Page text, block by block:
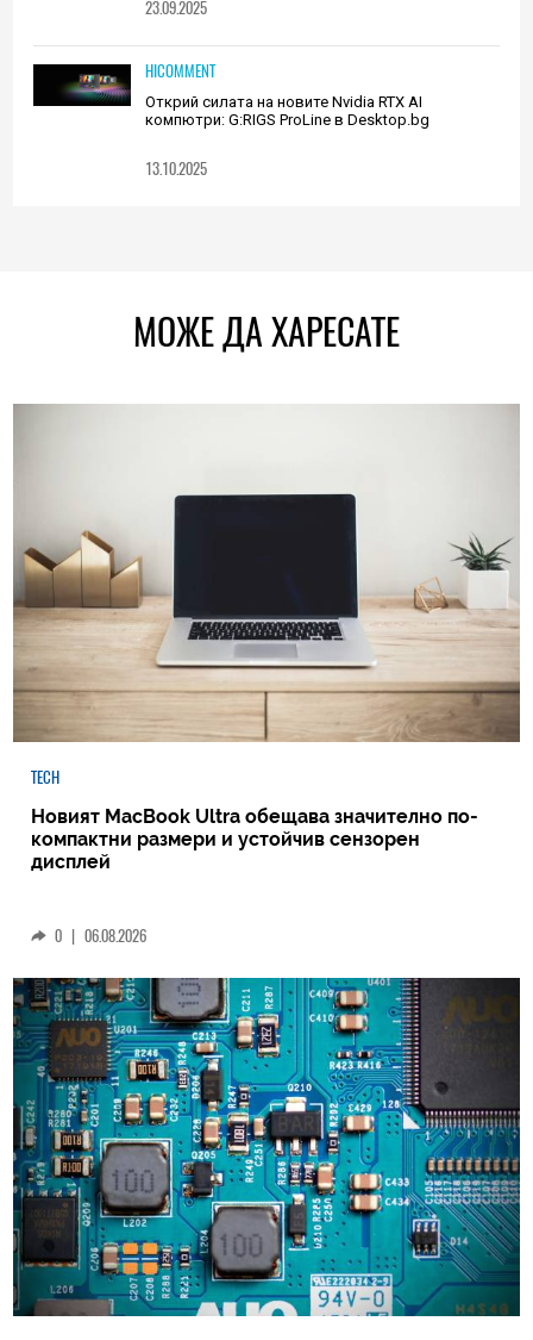
23.09.2025
HICOMMENT
Открий силата на новите Nvidia RTX AI
компютри: G:RIGS ProLine в Desktop.bg
13.10.2025
МОЖЕ ДА ХАРЕСАТЕ
TECH
Новият MacBook Ultra обещава значително по-
компактни размери и устойчив сензорен
дисплей
0 | 06.08.2026